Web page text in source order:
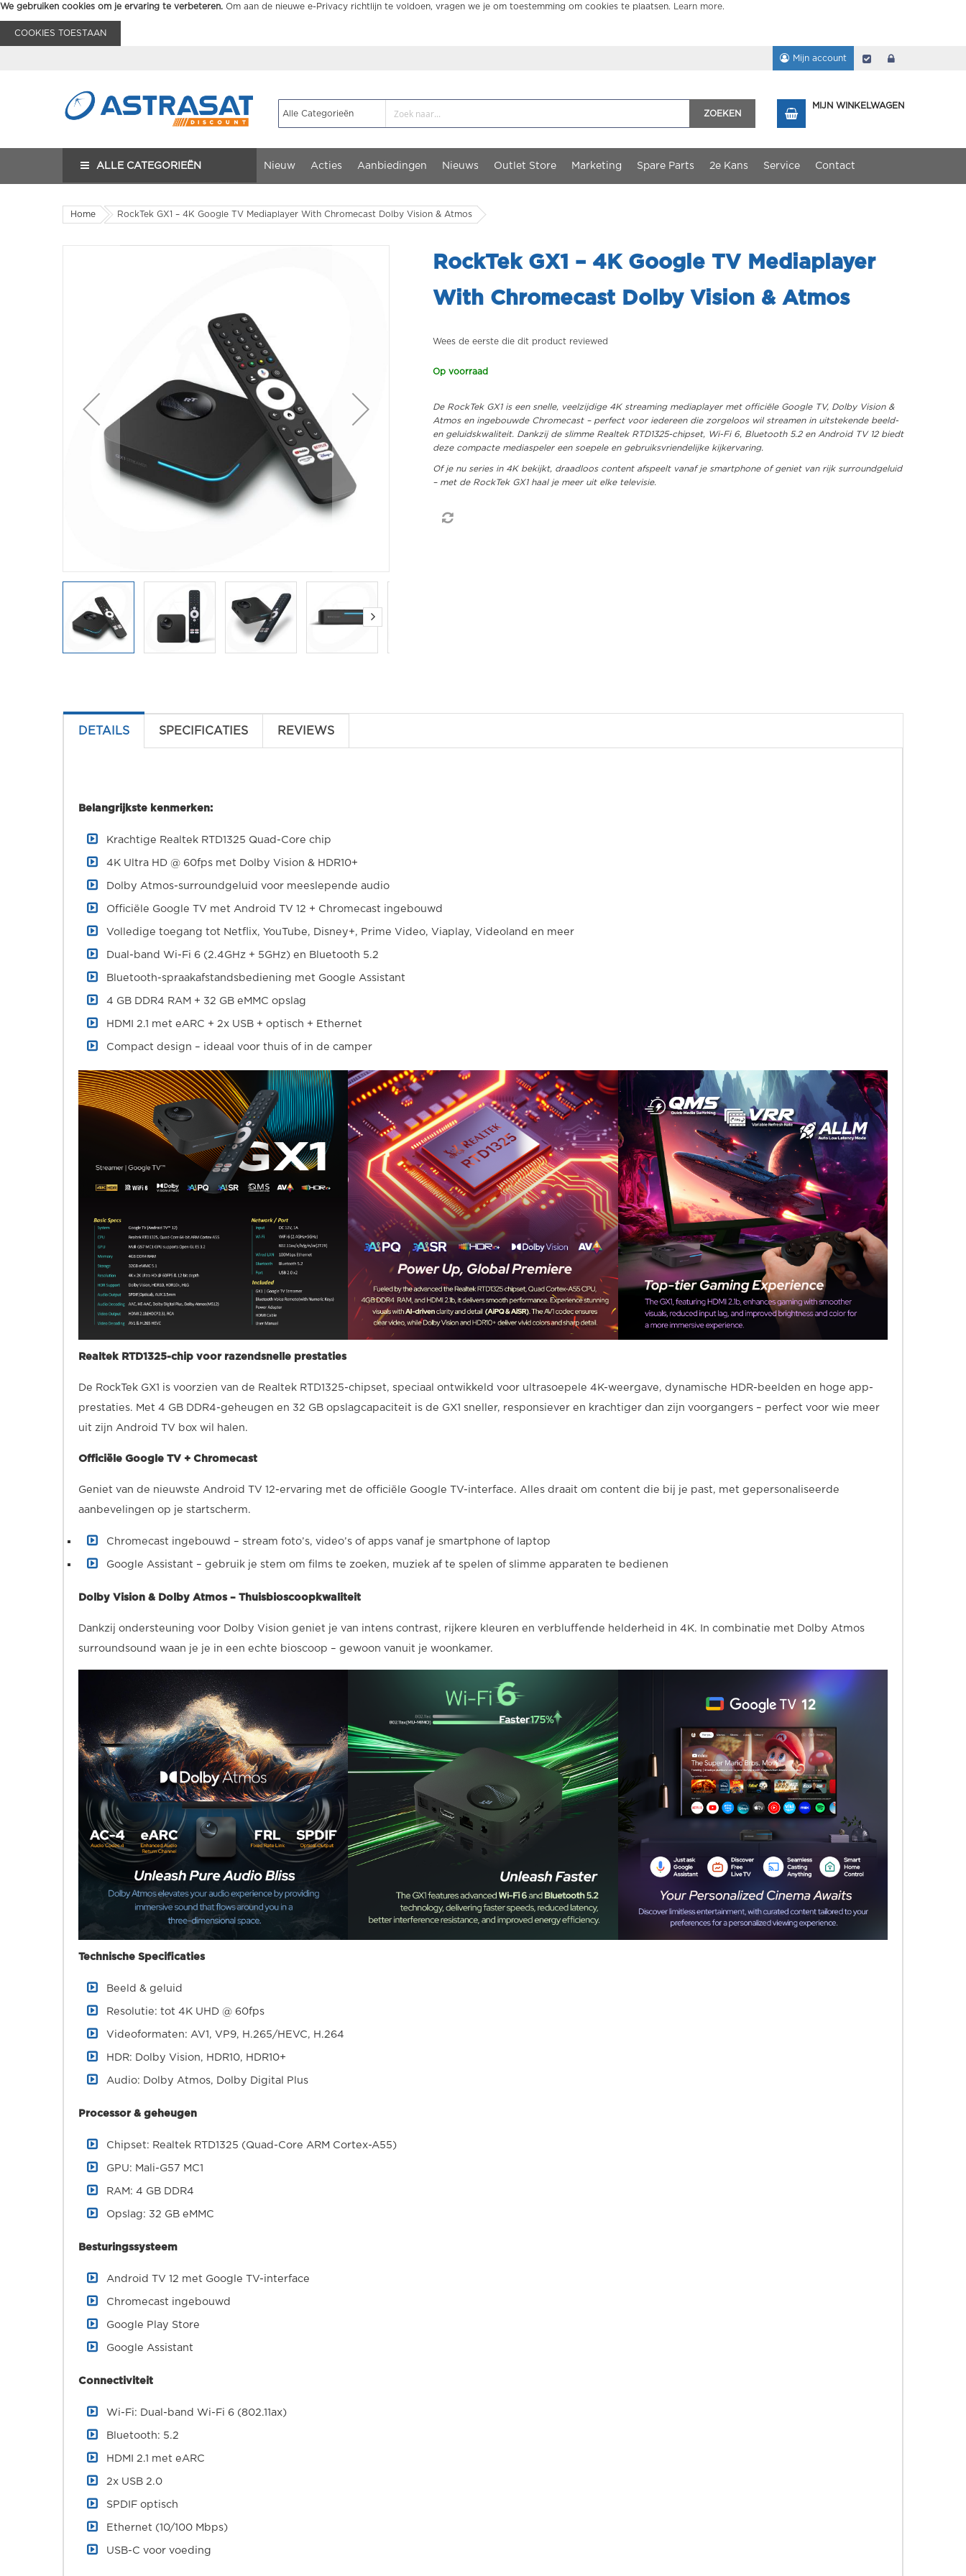
We gebruiken cookies om je ervaring te verbeteren. Om aan de nieuwe e-Privacy richtlijn te voldoen, vragen we je om toestemming om cookies te plaatsen. Learn more.
COOKIES TOESTAAN
Mijn account Afrekenen
ZOEKEN
MIJN WINKELWAGEN
ALLE CATEGORIEËN Nieuw Acties Aanbiedingen Nieuws Outlet Store Marketing Spare Parts 2e Kans Service Contact
Home RockTek GX1 – 4K Google TV Mediaplayer With Chromecast Dolby Vision & Atmos
RockTek GX1 – 4K Google TV Mediaplayer
With Chromecast Dolby Vision & Atmos
Wees de eerste die dit product reviewed
Op voorraad
De RockTek GX1 is een snelle, veelzijdige 4K streaming mediaplayer met officiële Google TV, Dolby Vision &
Atmos en ingebouwde Chromecast – perfect voor iedereen die zorgeloos wil streamen in uitstekende beeld-
en geluidskwaliteit. Dankzij de slimme Realtek RTD1325-chipset, Wi-Fi 6, Bluetooth 5.2 en Android TV 12 biedt
deze compacte mediaspeler een soepele en gebruiksvriendelijke kijkervaring.
Of je nu series in 4K bekijkt, draadloos content afspeelt vanaf je smartphone of geniet van rijk surroundgeluid
– met de RockTek GX1 haal je meer uit elke televisie.
DETAILS SPECIFICATIES REVIEWS
Belangrijkste kenmerken:
Krachtige Realtek RTD1325 Quad-Core chip
4K Ultra HD @ 60fps met Dolby Vision & HDR10+
Dolby Atmos-surroundgeluid voor meeslepende audio
Officiële Google TV met Android TV 12 + Chromecast ingebouwd
Volledige toegang tot Netflix, YouTube, Disney+, Prime Video, Viaplay, Videoland en meer
Dual-band Wi-Fi 6 (2.4GHz + 5GHz) en Bluetooth 5.2
Bluetooth-spraakafstandsbediening met Google Assistant
4 GB DDR4 RAM + 32 GB eMMC opslag
HDMI 2.1 met eARC + 2x USB + optisch + Ethernet
Compact design – ideaal voor thuis of in de camper
Realtek RTD1325-chip voor razendsnelle prestaties
De RockTek GX1 is voorzien van de Realtek RTD1325-chipset, speciaal ontwikkeld voor ultrasoepele 4K-weergave, dynamische HDR-beelden en hoge app-
prestaties. Met 4 GB DDR4-geheugen en 32 GB opslagcapaciteit is de GX1 sneller, responsiever en krachtiger dan zijn voorgangers – perfect voor wie meer
uit zijn Android TV box wil halen.
Officiële Google TV + Chromecast
Geniet van de nieuwste Android TV 12-ervaring met de officiële Google TV-interface. Alles draait om content die bij je past, met gepersonaliseerde
aanbevelingen op je startscherm.
Chromecast ingebouwd – stream foto’s, video’s of apps vanaf je smartphone of laptop
Google Assistant – gebruik je stem om films te zoeken, muziek af te spelen of slimme apparaten te bedienen
Dolby Vision & Dolby Atmos – Thuisbioscoopkwaliteit
Dankzij ondersteuning voor Dolby Vision geniet je van intens contrast, rijkere kleuren en verbluffende helderheid in 4K. In combinatie met Dolby Atmos
surroundsound waan je je in een echte bioscoop – gewoon vanuit je woonkamer.
Technische Specificaties
Beeld & geluid
Resolutie: tot 4K UHD @ 60fps
Videoformaten: AV1, VP9, H.265/HEVC, H.264
HDR: Dolby Vision, HDR10, HDR10+
Audio: Dolby Atmos, Dolby Digital Plus
Processor & geheugen
Chipset: Realtek RTD1325 (Quad-Core ARM Cortex-A55)
GPU: Mali-G57 MC1
RAM: 4 GB DDR4
Opslag: 32 GB eMMC
Besturingssysteem
Android TV 12 met Google TV-interface
Chromecast ingebouwd
Google Play Store
Google Assistant
Connectiviteit
Wi-Fi: Dual-band Wi-Fi 6 (802.11ax)
Bluetooth: 5.2
HDMI 2.1 met eARC
2x USB 2.0
SPDIF optisch
Ethernet (10/100 Mbps)
USB-C voor voeding